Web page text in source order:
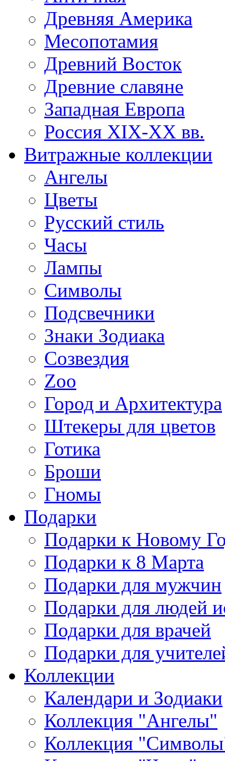
Древняя Америка
Месопотамия
Древний Восток
Древние славяне
Западная Европа
Россия XIX-XX вв.
Витражные коллекции
Ангелы
Цветы
Русский стиль
Часы
Лампы
Символы
Подсвечники
Знаки Зодиака
Созвездия
Zoo
Город и Архитектура
Штекеры для цветов
Готика
Броши
Гномы
Подарки
Подарки к Новому
Подарки к 8 Марта
Подарки для мужчин
Подарки для людей
Подарки для врачей
Подарки для
Коллекции
Календари и Зодиаки
Коллекция "Ангелы"
Коллекция